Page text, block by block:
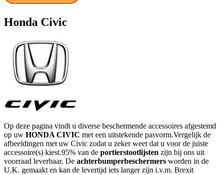
Honda Civic
Op deze pagina vindt u diverse beschermende accessoires afgestemd
op uw HONDA CIVIC met een uitstekende pasvorm.Vergelijk de
afbeeldingen met uw Civic zodat u zeker weet dat u voor de juiste
accessoire(s) kiest.95% van de portierstootlijsten zijn bij ons uit
voorraad leverbaar. De achterbumperbeschermers worden in de
U.K. gemaakt en kan de levertijd iets langer zijn i.v.m. Brexit